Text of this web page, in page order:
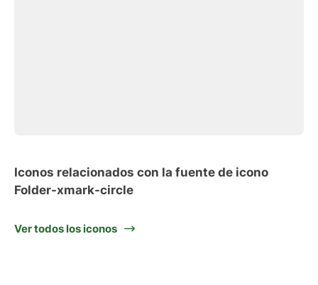
Iconos relacionados con la fuente de icono
Folder-xmark-circle
Ver todos los iconos